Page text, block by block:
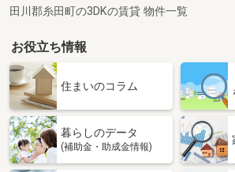
田川郡糸田町の3DKの賃貸 物件一覧
お役立ち情報
住まいのコラム
暮らしのデータ
(補助金・助成金情報)